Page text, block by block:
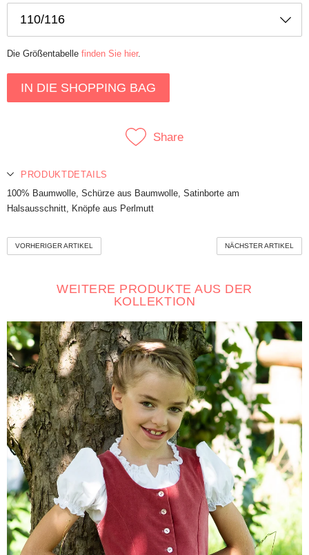
Die Größentabelle finden Sie hier.
IN DIE SHOPPING BAG
Share
PRODUKTDETAILS
100% Baumwolle, Schürze aus Baumwolle, Satinborte am
Halsausschnitt, Knöpfe aus Perlmutt
VORHERIGER ARTIKEL NÄCHSTER ARTIKEL
WEITERE PRODUKTE AUS DER
KOLLEKTION